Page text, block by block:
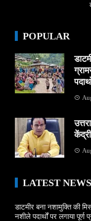
POPULAR
LATEST NEWS
डाटमीर बना नशामुक्ति की
नशीले पदार्थों पर लगाया पूर्ण